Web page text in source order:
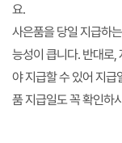
요.
사은품을 당일 지급하
능성이 큽니다. 반대로,
야 지급할 수 있어 지급
품 지급일도 꼭 확인하